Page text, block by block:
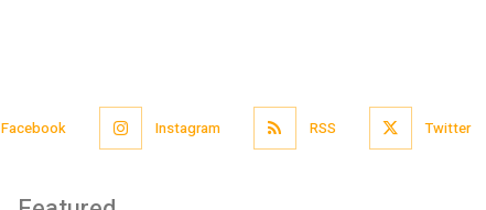
Facebook Instagram RSS Twitter